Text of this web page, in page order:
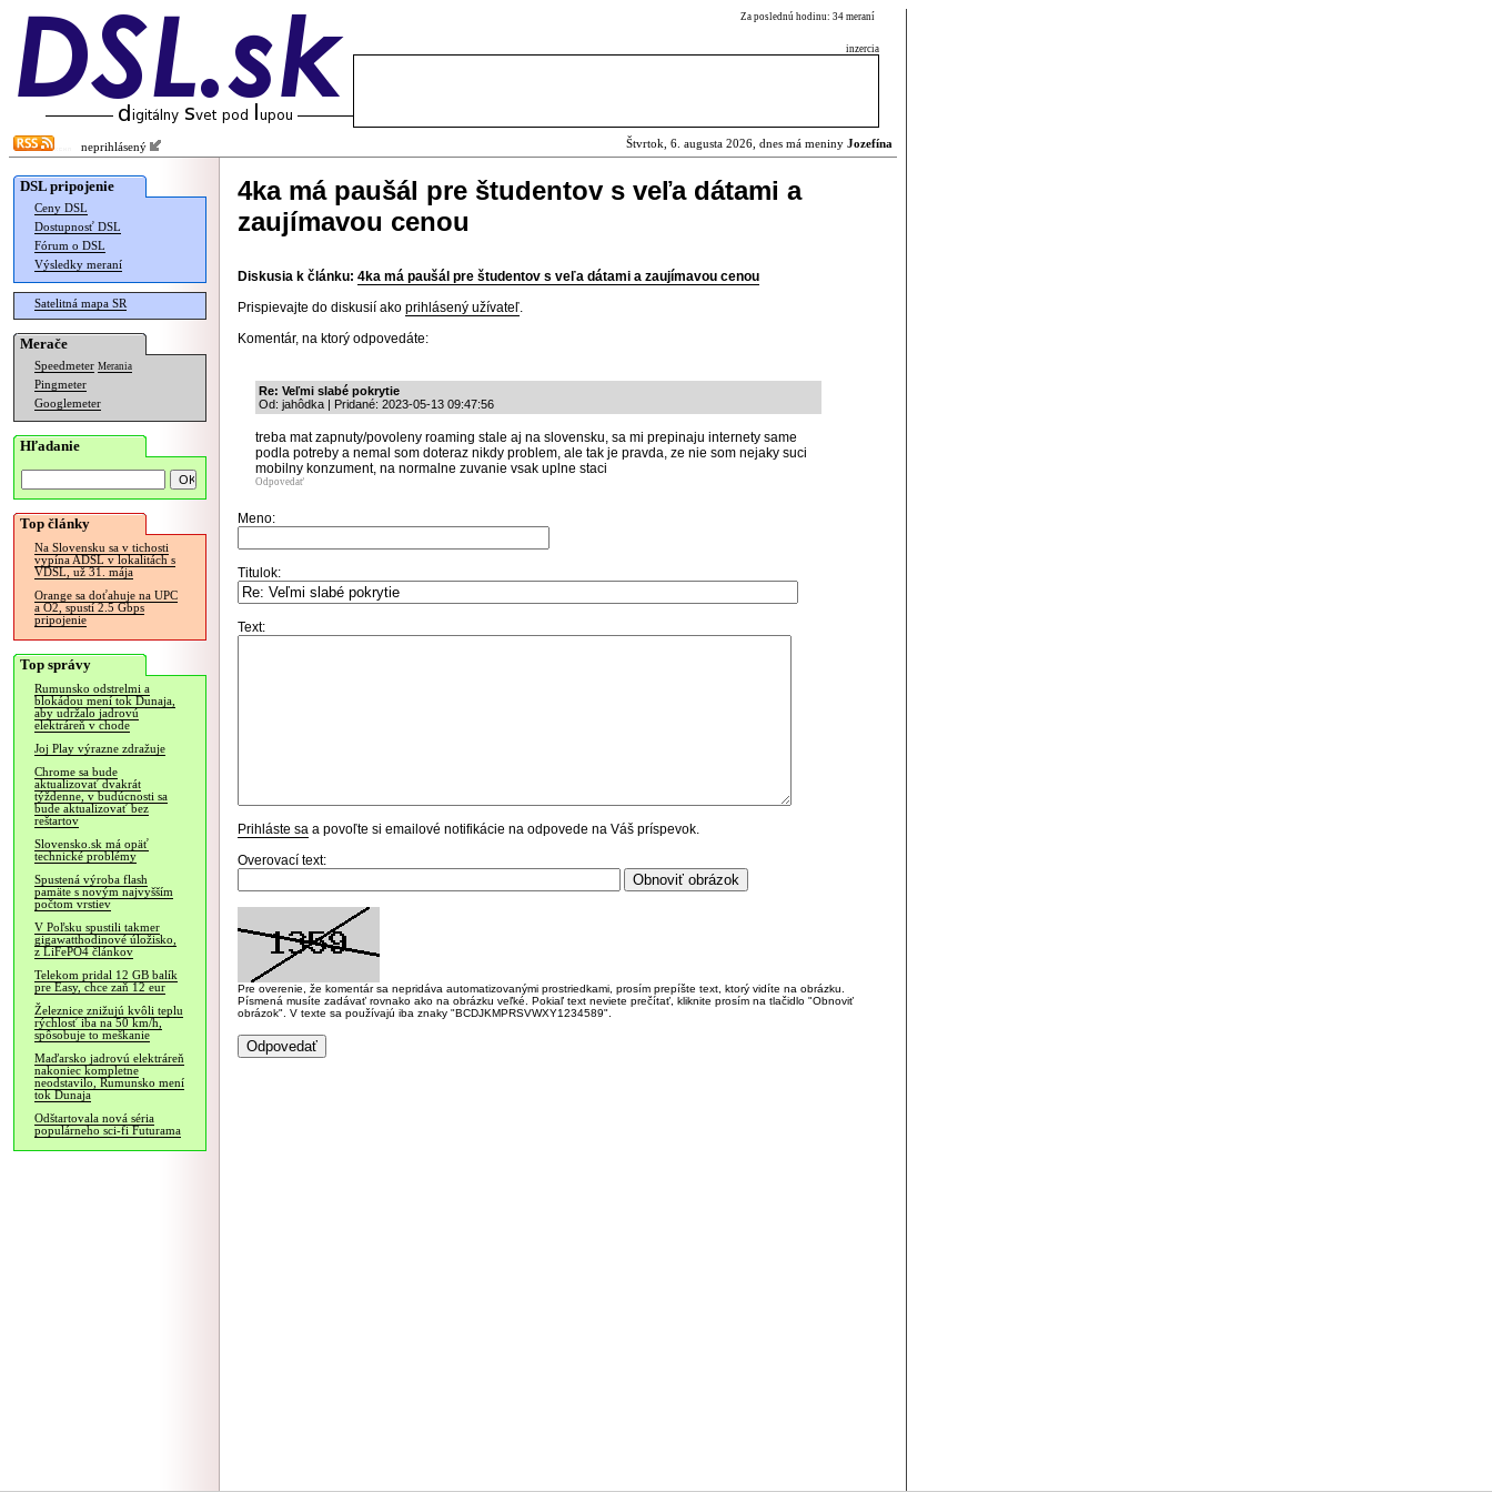
Za poslednú hodinu: 34 meraní
inzercia
neprihlásený Štvrtok, 6. augusta 2026, dnes má meniny Jozefína
DSL pripojenie
Ceny DSL
Dostupnosť DSL
Fórum o DSL
Výsledky meraní
Satelitná mapa SR
Merače
Speedmeter Merania
Pingmeter
Googlemeter
Hľadanie
Top články
Na Slovensku sa v tichosti
vypína ADSL v lokalitách s
VDSL, už 31. mája
Orange sa doťahuje na UPC
a O2, spustí 2.5 Gbps
pripojenie
Top správy
Rumunsko odstrelmi a
blokádou mení tok Dunaja,
aby udržalo jadrovú
elektráreň v chode
Joj Play výrazne zdražuje
Chrome sa bude
aktualizovať dvakrát
týždenne, v budúcnosti sa
bude aktualizovať bez
reštartov
Slovensko.sk má opäť
technické problémy
Spustená výroba flash
pamäte s novým najvyšším
počtom vrstiev
V Poľsku spustili takmer
gigawatthodinové úložisko,
z LiFePO4 článkov
Telekom pridal 12 GB balík
pre Easy, chce zaň 12 eur
Železnice znižujú kvôli teplu
rýchlosť iba na 50 km/h,
spôsobuje to meškanie
Maďarsko jadrovú elektráreň
nakoniec kompletne
neodstavilo, Rumunsko mení
tok Dunaja
Odštartovala nová séria
populárneho sci-fi Futurama
4ka má paušál pre študentov s veľa dátami a
zaujímavou cenou
Diskusia k článku: 4ka má paušál pre študentov s veľa dátami a zaujímavou cenou
Prispievajte do diskusií ako prihlásený užívateľ.
Komentár, na ktorý odpovedáte:
Re: Veľmi slabé pokrytie
Od: jahôdka | Pridané: 2023-05-13 09:47:56
treba mat zapnuty/povoleny roaming stale aj na slovensku, sa mi prepinaju internety same
podla potreby a nemal som doteraz nikdy problem, ale tak je pravda, ze nie som nejaky suci
mobilny konzument, na normalne zuvanie vsak uplne staci
Odpovedať
Meno:
Titulok:
Text:
Prihláste sa a povoľte si emailové notifikácie na odpovede na Váš príspevok.
Overovací text:
Pre overenie, že komentár sa nepridáva automatizovanými prostriedkami, prosím prepíšte text, ktorý vidíte na obrázku.
Písmená musíte zadávať rovnako ako na obrázku veľké. Pokiaľ text neviete prečítať, kliknite prosím na tlačidlo "Obnoviť
obrázok". V texte sa používajú iba znaky "BCDJKMPRSVWXY1234589".